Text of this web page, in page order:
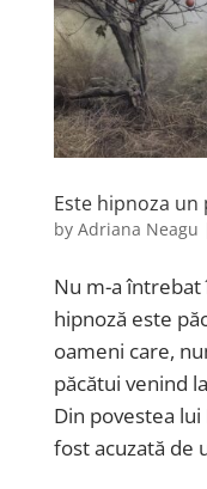
Este hipnoza un
by Adriana Neagu
Nu m-a întrebat
hipnoză este
oameni care,
păcătui venind
Din povestea
fost acuzată de